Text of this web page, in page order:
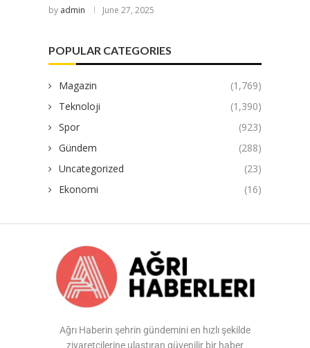
by admin June 27, 2025
POPULAR CATEGORIES
Magazin
(1,769)
Teknoloji
(1,390)
Spor
(923)
Gündem
(288)
Uncategorized
(23)
Ekonomi
(16)
Ağrı Haberin şehrin gündemini en hızlı şekilde
ziyaretçilerine ulaştıran güvenilir bir haber